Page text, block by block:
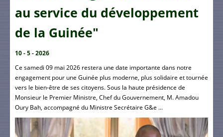
au service du développement
de la Guinée"
10 - 5 - 2026
Ce samedi 09 mai 2026 restera une date importante dans notre
engagement pour une Guinée plus moderne, plus solidaire et tournée
vers le bien-être de ses citoyens. Sous la haute présidence de
Monsieur le Premier Ministre, Chef du Gouvernement, M. Amadou
Oury Bah, accompagné du Ministre Secrétaire G&e ...